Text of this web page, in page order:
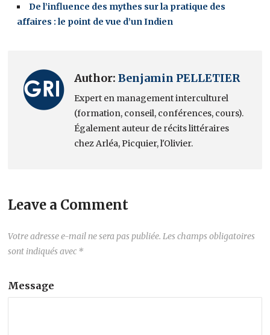
De l’influence des mythes sur la pratique des
affaires : le point de vue d’un Indien
Author:Benjamin PELLETIER
Expert en management interculturel
(formation, conseil, conférences, cours).
Également auteur de récits littéraires
chez Arléa, Picquier, l'Olivier.
Leave a Comment
Votre adresse e-mail ne sera pas publiée. Les champs obligatoires
sont indiqués avec *
Message